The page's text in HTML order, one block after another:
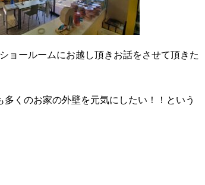
ョールームにお越し頂きお話をさせて頂きた
くのお家の外壁を元気にしたい！！という